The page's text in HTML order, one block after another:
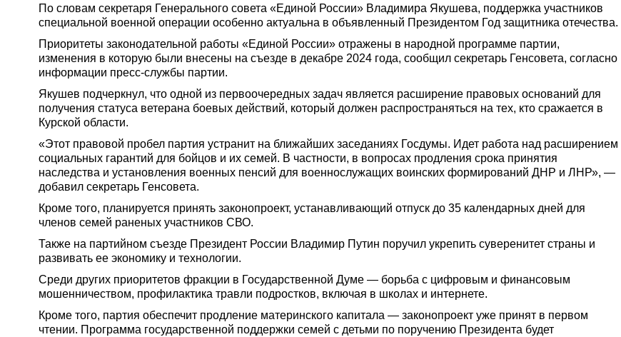
По словам секретаря Генерального совета «Единой России» Владимира Якушева, поддержка участников
специальной военной операции особенно актуальна в объявленный Президентом Год защитника отечества.
Приоритеты законодательной работы «Единой России» отражены в народной программе партии,
изменения в которую были внесены на съезде в декабре 2024 года, сообщил секретарь Генсовета, согласно
информации пресс-службы партии.
Якушев подчеркнул, что одной из первоочередных задач является расширение правовых оснований для
получения статуса ветерана боевых действий, который должен распространяться на тех, кто сражается в
Курской области.
«Этот правовой пробел партия устранит на ближайших заседаниях Госдумы. Идет работа над расширением
социальных гарантий для бойцов и их семей. В частности, в вопросах продления срока принятия
наследства и установления военных пенсий для военнослужащих воинских формирований ДНР и ЛНР», —
добавил секретарь Генсовета.
Кроме того, планируется принять законопроект, устанавливающий отпуск до 35 календарных дней для
членов семей раненых участников СВО.
Также на партийном съезде Президент России Владимир Путин поручил укрепить суверенитет страны и
развивать ее экономику и технологии.
Среди других приоритетов фракции в Государственной Думе — борьба с цифровым и финансовым
мошенничеством, профилактика травли подростков, включая в школах и интернете.
Кроме того, партия обеспечит продление материнского капитала — законопроект уже принят в первом
чтении. Программа государственной поддержки семей с детьми по поручению Президента будет